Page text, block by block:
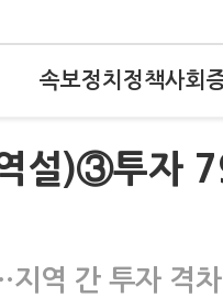
속보정치 정책사회
설)③투자
역 간 투자 격